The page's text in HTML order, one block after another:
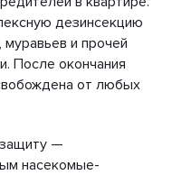
дезинсекцию
и прочей
После окончания
от любых
—
насекомые-